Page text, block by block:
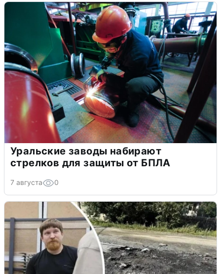
Уральские заводы набирают
стрелков для защиты от БПЛА
7 августа 0